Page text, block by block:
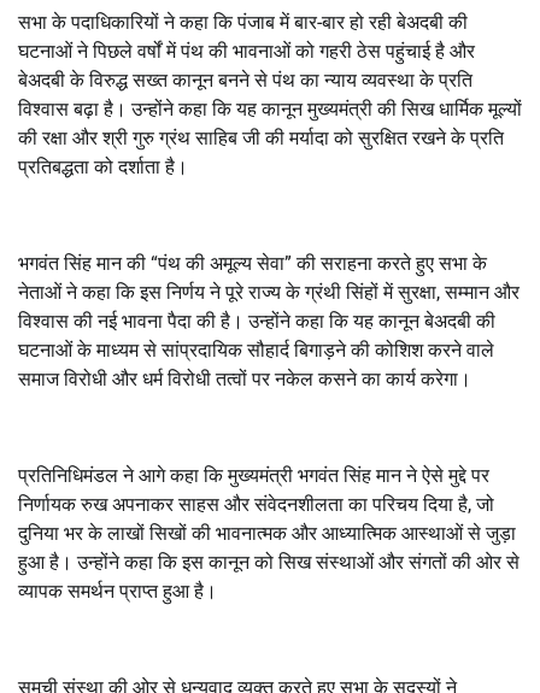
सभा के पदाधिकारियों ने कहा कि पंजाब में बार-बार हो रही बेअदबी की
घटनाओं ने पिछले वर्षों में पंथ की भावनाओं को गहरी ठेस पहुंचाई है और
बेअदबी के विरुद्ध सख्त कानून बनने से पंथ का न्याय व्यवस्था के प्रति
विश्वास बढ़ा है। उन्होंने कहा कि यह कानून मुख्यमंत्री की सिख धार्मिक मूल्यों
की रक्षा और श्री गुरु ग्रंथ साहिब जी की मर्यादा को सुरक्षित रखने के प्रति
प्रतिबद्धता को दर्शाता है।
भगवंत सिंह मान की “पंथ की अमूल्य सेवा” की सराहना करते हुए सभा के
नेताओं ने कहा कि इस निर्णय ने पूरे राज्य के ग्रंथी सिंहों में सुरक्षा,सम्मान और
विश्वास की नई भावना पैदा की है। उन्होंने कहा कि यह कानून बेअदबी की
घटनाओं के माध्यम से सांप्रदायिक सौहार्द बिगाड़ने की कोशिश करने वाले
समाज विरोधी और धर्म विरोधी तत्वों पर नकेल कसने का कार्य करेगा।
प्रतिनिधिमंडल ने आगे कहा कि मुख्यमंत्री भगवंत सिंह मान ने ऐसे मुद्दे पर
निर्णायक रुख अपनाकर साहस और संवेदनशीलता का परिचय दिया है,जो
दुनिया भर के लाखों सिखों की भावनात्मक और आध्यात्मिक आस्थाओं से जुड़ा
हुआ है। उन्होंने कहा कि इस कानून को सिख संस्थाओं और संगतों की ओर से
व्यापक समर्थन प्राप्त हुआ है।
समूची संस्था की ओर से धन्यवाद व्यक्त करते हुए सभा के सदस्यों ने